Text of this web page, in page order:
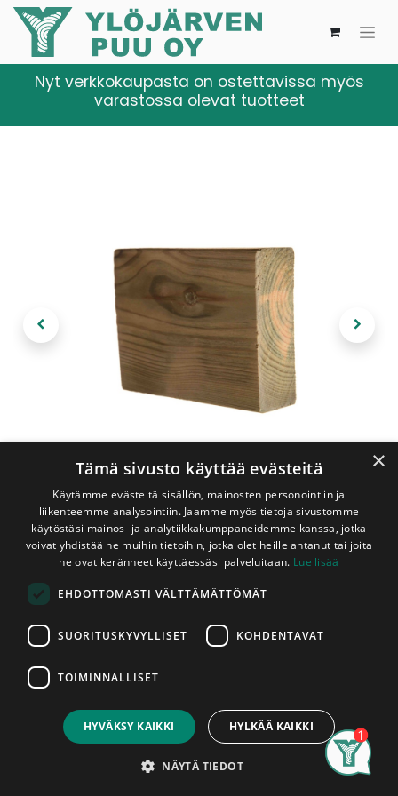
4,65€
Account
Nyt verkkokaupasta on ostettavissa myös
varastossa olevat tuotteet
Kestopuu Vihreä 48x148 mm A-
Luokka
Mitallistettu
Täysisärmäinen mitallistettu
(karkeahöylätty) vihreäksi kyllästetty
lankku. Tämä tuotteen kyllästysluokka
×
Tämä sivusto käyttää evästeitä
Käytämme evästeitä sisällön, mainosten personointiin ja
liikenteemme analysointiin. Jaamme myös tietoja sivustomme
käytöstäsi mainos- ja analytiikkakumppaneidemme kanssa, jotka
voivat yhdistää ne muihin tietoihin, jotka olet heille antanut tai joita
he ovat keränneet käyttäessäsi palveluitaan. Lue lisää
EHDOTTOMASTI VÄLTTÄMÄTTÖMÄT
SUORITUSKYVYLLISET KOHDENTAVAT
TOIMINNALLISET
HYVÄKSY KAIKKI HYLKÄÄ KAIKKI
NÄYTÄ TIEDOT